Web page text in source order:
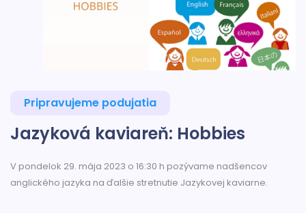
Pripravujeme podujatia
Jazyková kaviareň: Hobbies
V pondelok 29. mája 2023 o 16:30 h pozývame nadšencov
anglického jazyka na ďalšie stretnutie Jazykovej kaviarne.